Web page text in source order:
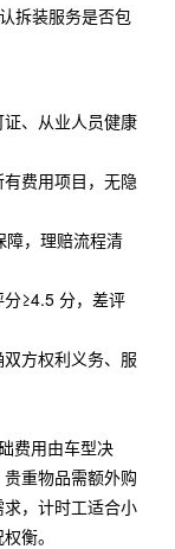
拆装服务是否包
、从业人员健康
费用项目，无隐
障，理赔流程清
≥4.5 分，差评
方权利义务、服
费用由车型决
重物品需额外购
，计时工适合小
衡。